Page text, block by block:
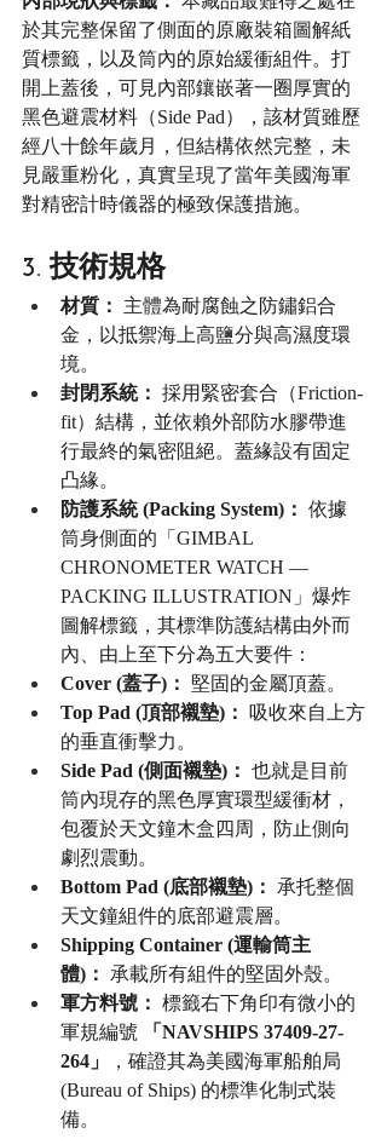
於其完整保留了側面的原廠裝箱圖解紙
質標籤，以及筒內的原始緩衝組件。打
開上蓋後，可見內部鑲嵌著一圈厚實的
黑色避震材料（Side Pad），該材質雖歷
經八十餘年歲月，但結構依然完整，未
見嚴重粉化，真實呈現了當年美國海軍
對精密計時儀器的極致保護措施。
3. 技術規格
材質：
主體為耐腐蝕之防鏽鋁合
金，以抵禦海上高鹽分與高濕度環
境。
封閉系統： 採用緊密套合（Friction-
fit）結構，並依賴外部防水膠帶進
行最終的氣密阻絕。蓋緣設有固定
凸緣。
防護系統 (Packing System)： 依據
筒身側面的「GIMBAL
CHRONOMETER WATCH —
PACKING ILLUSTRATION」爆炸
圖解標籤，其標準防護結構由外而
內、由上至下分為五大要件：
Cover (蓋子)： 堅固的金屬頂蓋。
Top Pad (頂部襯墊)：
吸收來自上方
的垂直衝擊力。
Side Pad (側面襯墊)： 也就是目前
筒內現存的黑色厚實環型緩衝材，
包覆於天文鐘木盒四周，防止側向
劇烈震動。
Bottom Pad (底部襯墊)：
承托整個
天文鐘組件的底部避震層。
Shipping Container (運輸筒主
體)：
承載所有組件的堅固外殼。
軍方料號： 標籤右下角印有微小的
軍規編號
「NAVSHIPS 37409-27-
264」
，確證其為美國海軍船舶局
(Bureau of Ships) 的標準化制式裝
備。